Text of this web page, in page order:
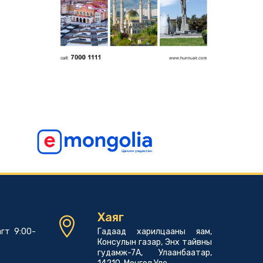
9:00-
Хаяг
Гадаад харилцааны яам,
Консулын газар, Энх тайвны
гудамж-7А, Улаанбаатар,